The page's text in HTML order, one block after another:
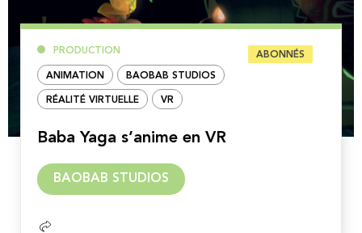
PRODUCTION ABONNÉS
ANIMATION BAOBAB STUDIOS
RÉALITÉ VIRTUELLE VR
Baba Yaga s’anime en VR
BAOBAB STUDIOS